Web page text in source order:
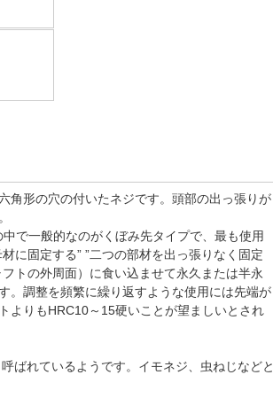
角形の穴の付いたネジです。頭部の出っ張りが
で一般的なのがくぼみ先タイプで、最も使用
に固定する” ”二つの部材を出っ張りなく固定
トの外周面）に食い込ませて永久または半永
。調整を頻繁に繰り返すような使用には先端が
よりもHRC10～15硬いことが望ましいとされ
ばれているようです。イモネジ、虫ねじなどと